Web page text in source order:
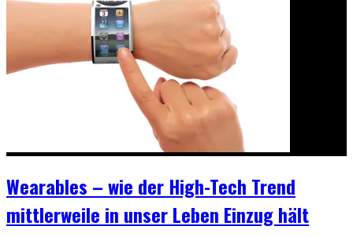
Wearables – wie der High-Tech Trend
mittlerweile in unser Leben Einzug hält